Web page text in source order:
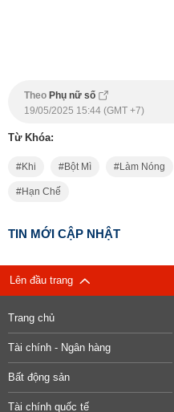
Theo Phụ nữ số
19/05/2025 15:44 (GMT +7)
Từ Khóa:
Khi Bột Mì Làm Nóng
Hạn Chế
TIN MỚI CẬP NHẬT
Lên đầu trang
Trang chủ
Tài chính - Ngân hàng
Bất động sản
Tài chính quốc tế